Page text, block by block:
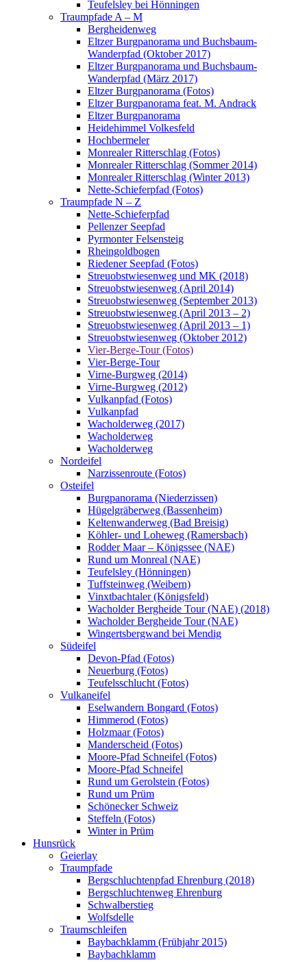
Teufelsley bei Hönningen
Traumpfade A – M
Bergheidenweg
Eltzer Burgpanorama und Buchsbaum-
Wanderpfad (Oktober 2017)
Eltzer Burgpanorama und Buchsbaum-
Wanderpfad (März 2017)
Eltzer Burgpanorama (Fotos)
Eltzer Burgpanorama feat. M. Andrack
Eltzer Burgpanorama
Heidehimmel Volkesfeld
Hochbermeler
Monrealer Ritterschlag (Fotos)
Monrealer Ritterschlag (Sommer 2014)
Monrealer Ritterschlag (Winter 2013)
Nette-Schieferpfad (Fotos)
Traumpfade N – Z
Nette-Schieferpfad
Pellenzer Seepfad
Pyrmonter Felsensteig
Rheingoldbogen
Riedener Seepfad (Fotos)
Streuobstwiesenweg und MK (2018)
Streuobstwiesenweg (April 2014)
Streuobstwiesenweg (September 2013)
Streuobstwiesenweg (April 2013 – 2)
Streuobstwiesenweg (April 2013 – 1)
Streuobstwiesenweg (Oktober 2012)
Vier-Berge-Tour (Fotos)
Vier-Berge-Tour
Virne-Burgweg (2014)
Virne-Burgweg (2012)
Vulkanpfad (Fotos)
Vulkanpfad
Wacholderweg (2017)
Wacholderweg
Wacholderweg
Nordeifel
Narzissenroute (Fotos)
Osteifel
Burgpanorama (Niederzissen)
Hügelgräberweg (Bassenheim)
Keltenwanderweg (Bad Breisig)
Köhler- und Loheweg (Ramersbach)
Rodder Maar – Königssee (NAE)
Rund um Monreal (NAE)
Teufelsley (Hönningen)
Tuffsteinweg (Weibern)
Vinxtbachtaler (Königsfeld)
Wacholder Bergheide Tour (NAE) (2018)
Wacholder Bergheide Tour (NAE)
Wingertsbergwand bei Mendig
Südeifel
Devon-Pfad (Fotos)
Neuerburg (Fotos)
Teufelsschlucht (Fotos)
Vulkaneifel
Eselwandern Bongard (Fotos)
Himmerod (Fotos)
Holzmaar (Fotos)
Manderscheid (Fotos)
Moore-Pfad Schneifel (Fotos)
Moore-Pfad Schneifel
Rund um Gerolstein (Fotos)
Rund um Prüm
Schönecker Schweiz
Steffeln (Fotos)
Winter in Prüm
Hunsrück
Geierlay
Traumpfade
Bergschluchtenpfad Ehrenburg (2018)
Bergschluchtenweg Ehrenburg
Schwalberstieg
Wolfsdelle
Traumschleifen
Baybachklamm (Frühjahr 2015)
Baybachklamm